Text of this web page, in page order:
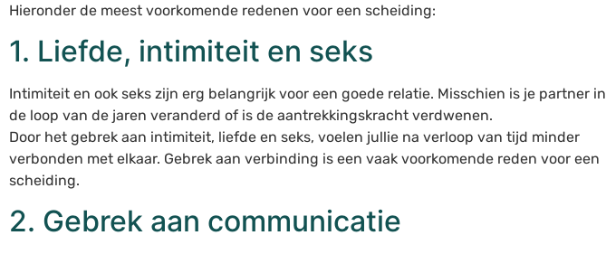
Hieronder de meest voorkomende redenen voor een scheiding:
1. Liefde, intimiteit en seks
Intimiteit en ook seks zijn erg belangrijk voor een goede relatie. Misschien is je partner in
de loop van de jaren veranderd of is de aantrekkingskracht verdwenen.
Door het gebrek aan intimiteit, liefde en seks, voelen jullie na verloop van tijd minder
verbonden met elkaar. Gebrek aan verbinding is een vaak voorkomende reden voor een
scheiding.
2. Gebrek aan communicatie